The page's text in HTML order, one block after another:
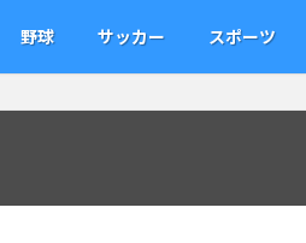
野球 サッカー スポーツ